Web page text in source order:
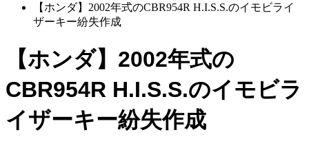
【ホンダ】2002年式のCBR954R H.I.S.S.のイモビライ
ザーキー紛失作成
【ホンダ】2002年式の
CBR954R H.I.S.S.のイモビラ
イザーキー紛失作成